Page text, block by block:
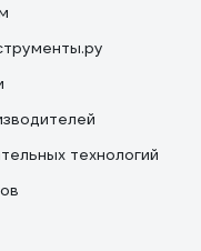
технологий